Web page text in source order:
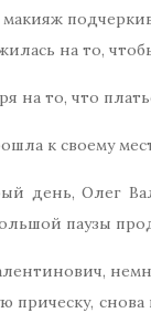
на то,
на то, что
к своему
день, Олег
паузы
прическу, снова